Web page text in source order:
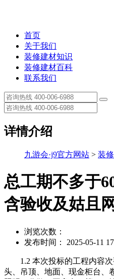
首页
关于我们
装修建材知识
装修建材百科
联系我们
详情介绍
九游会·j9官方网站 > 装
总工期不多于
含验收及姑且
浏览次数：
发布时间： 2025-05-11
1.2 本次投标的工程内容次
头、吊顶、地面、现金柜台、